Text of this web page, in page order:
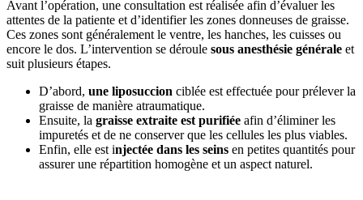
Avant l’opération, une consultation est réalisée afin d’évaluer les
attentes de la patiente et d’identifier les zones donneuses de graisse.
Ces zones sont généralement le ventre, les hanches, les cuisses ou
encore le dos. L’intervention se déroule sous anesthésie générale et
suit plusieurs étapes.
D’abord, une liposuccion ciblée est effectuée pour prélever la
graisse de manière atraumatique.
Ensuite, la graisse extraite est purifiée afin d’éliminer les
impuretés et de ne conserver que les cellules les plus viables.
Enfin, elle est injectée dans les seins en petites quantités pour
assurer une répartition homogène et un aspect naturel.